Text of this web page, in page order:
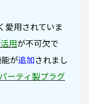
愛用されていま
用が不可欠で
が追加されまし
ーティ製プラグ